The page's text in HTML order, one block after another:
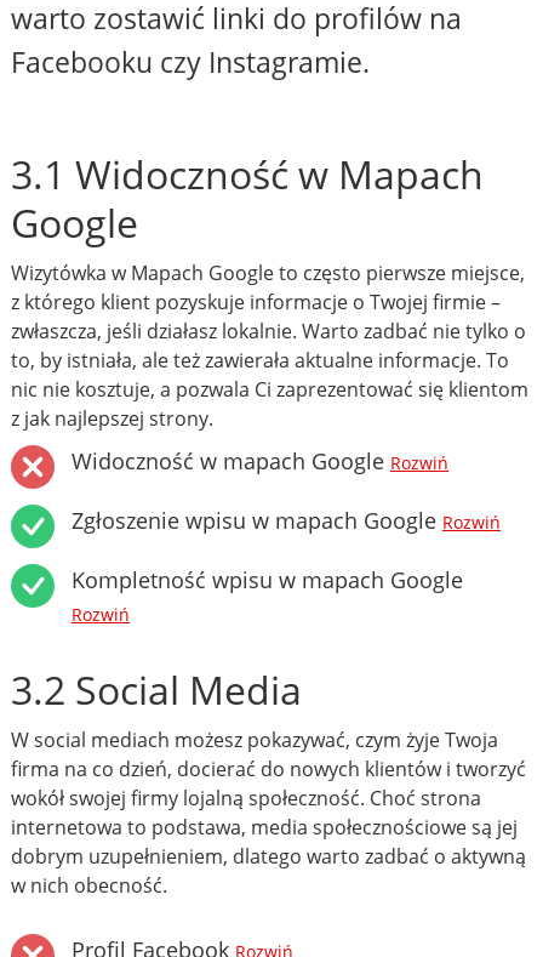
warto zostawić linki do profilów na
Facebooku czy Instagramie.
3.1 Widoczność w Mapach
Google
Wizytówka w Mapach Google to często pierwsze miejsce,
z którego klient pozyskuje informacje o Twojej firmie –
zwłaszcza, jeśli działasz lokalnie. Warto zadbać nie tylko o
to, by istniała, ale też zawierała aktualne informacje. To
nic nie kosztuje, a pozwala Ci zaprezentować się klientom
z jak najlepszej strony.
Widoczność w mapach Google Rozwiń
Zgłoszenie wpisu w mapach Google Rozwiń
Kompletność wpisu w mapach Google
Rozwiń
3.2 Social Media
W social mediach możesz pokazywać, czym żyje Twoja
firma na co dzień, docierać do nowych klientów i tworzyć
wokół swojej firmy lojalną społeczność. Choć strona
internetowa to podstawa, media społecznościowe są jej
dobrym uzupełnieniem, dlatego warto zadbać o aktywną
w nich obecność.
Profil Facebook